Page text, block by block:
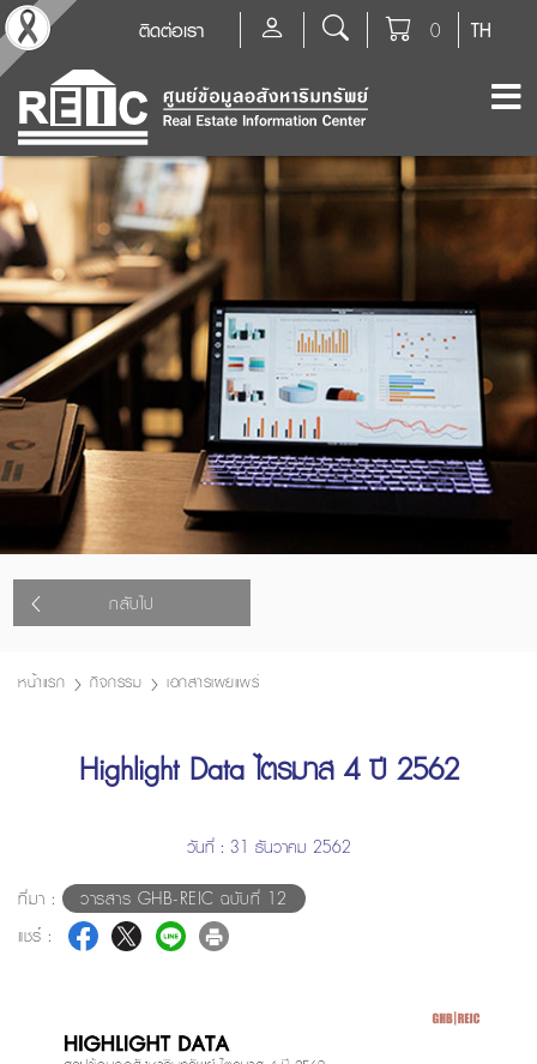
TH
0
ติดต่อเรา
กลับไป
หน้าแรก กิจกรรม เอกสารเผยแพร่
Highlight Data ไตรมาส 4 ปี 2562
วันที่ : 31 ธันวาคม 2562
ที่มา :
วารสาร GHB-REIC ฉบับที่ 12
แชร์ :